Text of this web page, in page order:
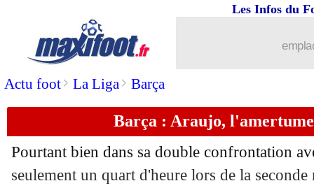
Actu foot> La Liga> Barça
Les Infos du
Barça : Araujo,
Pourtant bien dans sa double confrontation
seulement un quart d'heure lors de la
Bayern : Ballack attend plus de Sané
17/04 OM: Benfica, Gasset annonce la
: Bellingham va répondre à ses
17/04 Bayern: Tuchel veut finir l'aventure
17/04 Lille: Zhegrova forfait pour Aston